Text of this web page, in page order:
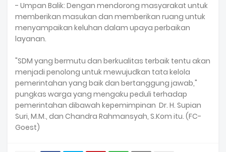
- Umpan Balik: Dengan mendorong masyarakat untuk
memberikan masukan dan memberikan ruang untuk
menyampaikan keluhan dalam upaya perbaikan
layanan.
"SDM yang bermutu dan berkualitas terbaik tentu akan
menjadi penolong untuk mewujudkan tata kelola
pemerintahan yang baik dan bertanggung jawab,"
pungkas warga yang mengaku peduli terhadap
pemerintahan dibawah kepemimpinan Dr. H. Supian
Suri, M.M., dan Chandra Rahmansyah, S.Kom itu. (FC-
Goest)